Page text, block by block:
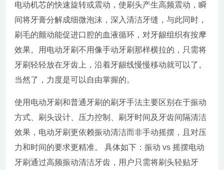
电动机芯的快速旋转或震动，使刷头产生高频震动，瞬
间将牙膏分解成细微泡沫，深入清洁牙缝，与此同时，
刷毛的颤动能促进口腔的血液循环，对牙龈组织有按摩
效果。用电动牙刷不用像手动牙刷那样横拉的，只需将
牙刷轻轻放在牙齿上，沿着牙龈线慢慢移动就可以了。
当然了，力度是可以自由掌握的。
使用电动牙刷和普通牙刷的刷牙手法主要区别在于振动
方式、刷头设计、压力控制、刷牙时间及牙齿间隔清洁
效果，电动牙刷更依赖振动清洁而非手动摇摆，且对压
力和时间的要求更精准。 具体如下：振动 vs 摇摆电动
牙刷通过高频振动清洁牙齿，用户只需将刷头轻贴牙